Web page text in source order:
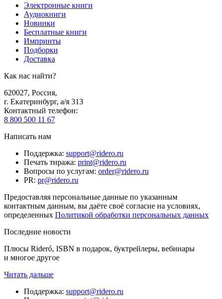
Электронные книги
Аудиокниги
Новинки
Бесплатные книги
Импринты
Подборки
Доставка
Как нас найти?
620027, Россия,
г. Екатеринбург, а/я 313
Контактный телефон:
8 800 500 11 67
Написать нам
Поддержка: support@ridero.ru
Печать тиража: print@ridero.ru
Вопросы по услугам: order@ridero.ru
PR: pr@ridero.ru
Предоставляя персональные данные по указанным
контактным данным, вы даёте своё согласие на условиях,
определенных Политикой обработки персональных данных
Последние новости
Плюсы Rideró, ISBN в подарок, буктрейлеры, вебинары
и многое другое
Читать дальше
Поддержка: support@ridero.ru